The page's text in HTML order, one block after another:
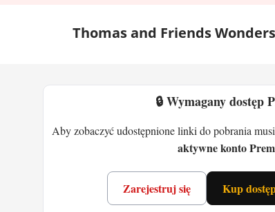
64-bit Windows 10 lub Windows 11
Intel Core i5-9600K 3.7 GHz lub AMD
NVIDIA GeForce RTX 2060 (6 GB)
Friends Wonders of Sodor
Thomas and Friends
🔒 Wymagany dostęp
Aby zobaczyć udostępnione linki do pobrania
aktywne konto
Zarejestruj się Kup